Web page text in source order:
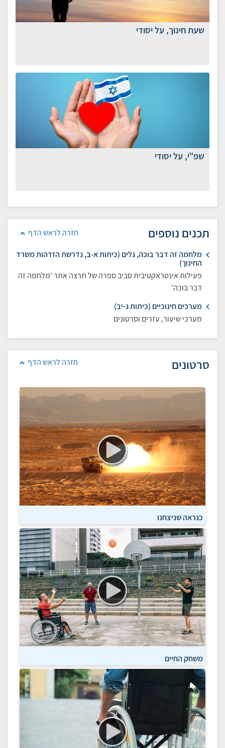
שעת חינוך, על יסודי
שפ"י, על יסודי
חזרה לראש הדף תכנים נוספים
מלחמה זה דבר בוכה, גלים (כיתות א-ב, נדרשת הזדהות משרד
החינוך)
פעילות אינטראקטיבית סביב ספרה של תרצה אתר 'מלחמה זה
דבר בוכה'
מערכים חינוכיים (כיתות ג-יב)
מערכי שיעור, עזרים וסרטונים
חזרה לראש הדף סרטונים
כנראה שניצחנו
משחק החיים